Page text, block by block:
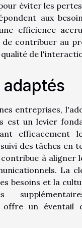
éviter les
aux
efficience
de contribuer au
de
entreprises,
est un levier
des tâches en
à aligner
La
besoins et la
offre un éventail